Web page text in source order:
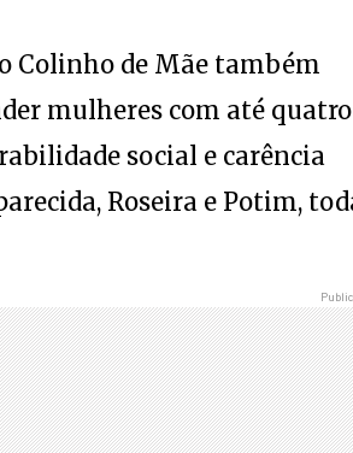
mulheres com até quatro
social e carência
Roseira e Potim,
projeto acompanha as
do Núcleo Social, explica
básicas no período da
assuntos como